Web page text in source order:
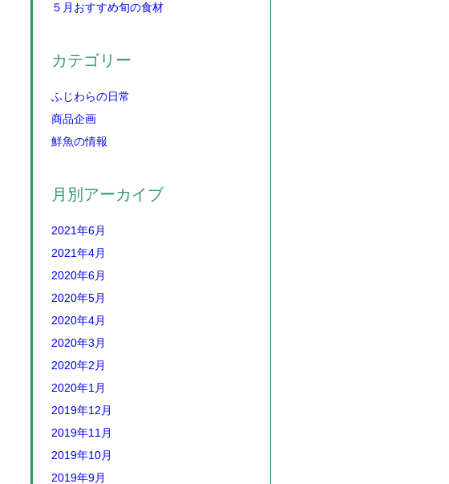
５月おすすめ旬の食材
カテゴリー
ふじわらの日常
商品企画
鮮魚の情報
月別アーカイブ
2021年6月
2021年4月
2020年6月
2020年5月
2020年4月
2020年3月
2020年2月
2020年1月
2019年12月
2019年11月
2019年10月
2019年9月